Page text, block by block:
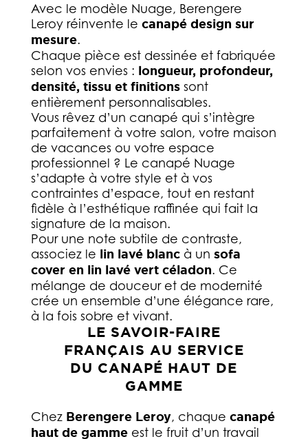
Avec le modèle Nuage, Berengere
Leroy réinvente le canapé design sur
mesure.
Chaque pièce est dessinée et fabriquée
selon vos envies : longueur, profondeur,
densité, tissu et finitionssont
entièrement personnalisables.
Vous rêvez d’un canapé qui s’intègre
parfaitement à votre salon, votre maison
de vacances ou votre espace
professionnel ? Le canapé Nuage
s’adapte à votre style et à vos
contraintes d’espace, tout en restant
fidèle à l’esthétique raffinée qui fait la
signature de la maison.
Pour une note subtile de contraste,
associez le lin lavé blancà un sofa
cover en lin lavé vert céladon. Ce
mélange de douceur et de modernité
crée un ensemble d’une élégance rare,
à la fois sobre et vivant.
LE SAVOIR-FAIRE
FRANÇAIS AU SERVICE
DU CANAPÉ HAUT DE
GAMME
Chez Berengere Leroy, chaque canapé
haut de gammeest le fruit d’un travail